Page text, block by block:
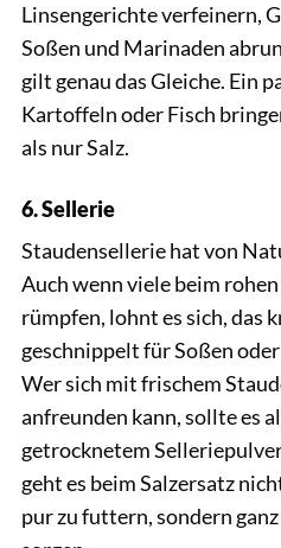
Linsengerichte verfeinern,
Soßen und Marinaden
gilt genau das Gleiche. Ein
Kartoffeln oder Fisch
als nur Salz.
6. Sellerie
Staudensellerie hat von
Auch wenn viele beim
rümpfen, lohnt es sich, das
geschnippelt für Soßen
Wer sich mit frischem
anfreunden kann, sollte es
getrocknetem
geht es beim Salzersatz
pur zu futtern, sondern